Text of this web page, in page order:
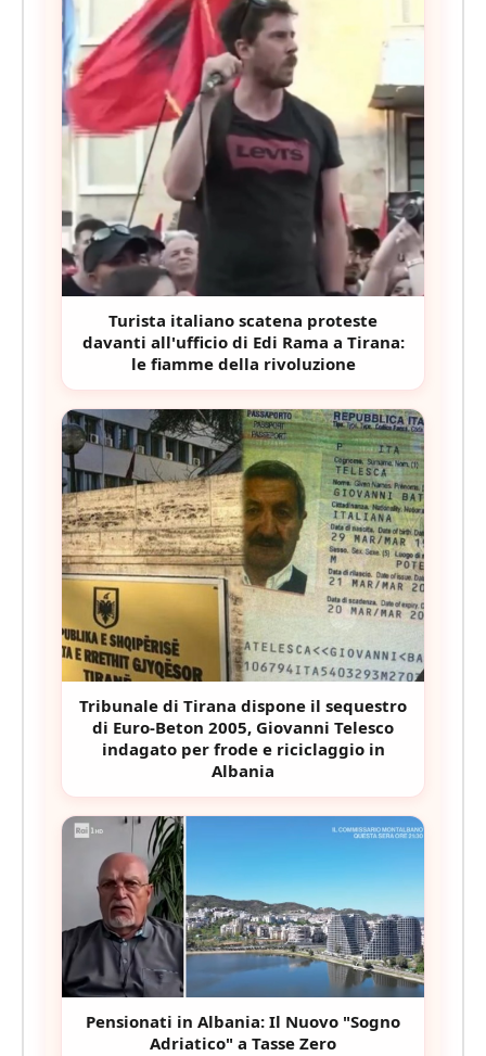
Turista italiano scatena proteste
davanti all'ufficio di Edi Rama a Tirana:
le fiamme della rivoluzione
Tribunale di Tirana dispone il sequestro
di Euro-Beton 2005, Giovanni Telesco
indagato per frode e riciclaggio in
Albania
Pensionati in Albania: Il Nuovo "Sogno
Adriatico" a Tasse Zero